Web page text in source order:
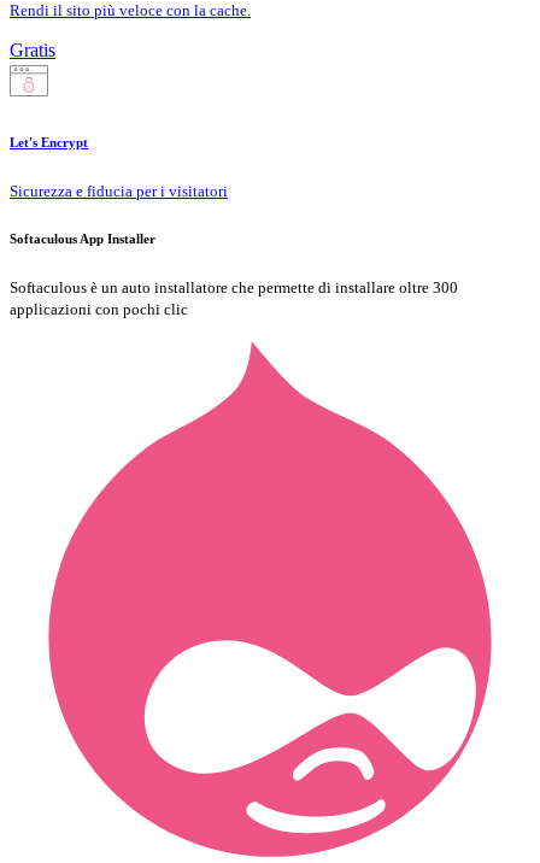
Rendi il sito più veloce con la cache.
Gratis
Let's Encrypt
Sicurezza e fiducia per i visitatori
Softaculous App Installer
Softaculous è un auto installatore che permette di installare oltre 300
applicazioni con pochi clic